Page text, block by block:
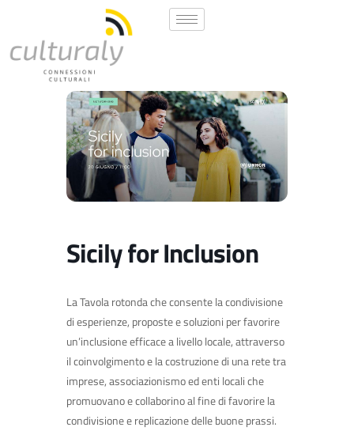
Sicily for Inclusion
La Tavola rotonda che consente la condivisione
di esperienze, proposte e soluzioni per favorire
un’inclusione efficace a livello locale, attraverso
il coinvolgimento e la costruzione di una rete tra
imprese, associazionismo ed enti locali che
promuovano e collaborino al fine di favorire la
condivisione e replicazione delle buone prassi.